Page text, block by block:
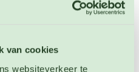
van cookies
websiteverkeer te